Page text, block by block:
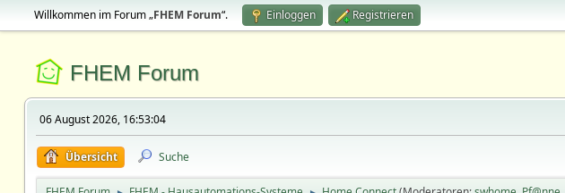
Willkommen im Forum „FHEM Forum“. Einloggen Registrieren
FHEM Forum
06 August 2026, 16:53:04
Übersicht Suche